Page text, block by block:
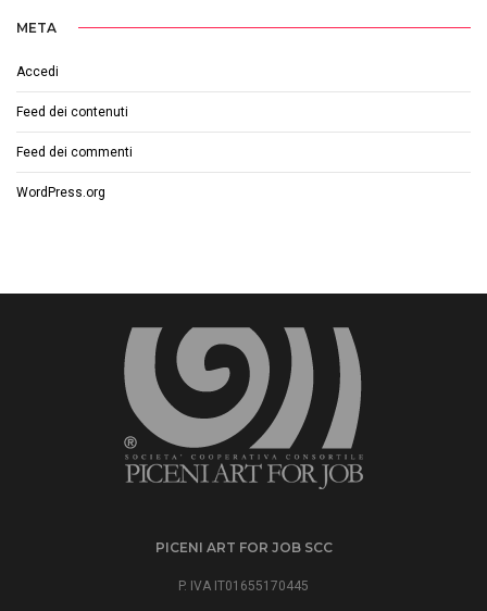
META
Accedi
Feed dei contenuti
Feed dei commenti
WordPress.org
PICENI ART FOR JOB SCC
P. IVA IT01655170445